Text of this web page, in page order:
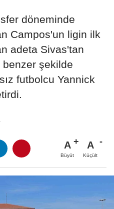
döneminde
Campos'un ligin ilk
adeta Sivas'tan
benzer şekilde
futbolcu Yannick
A
Büyüt
A
Küçült